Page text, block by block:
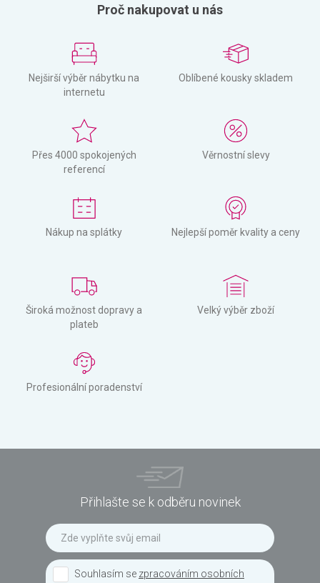
Proč nakupovat u nás
Nejširší výběr nábytku na
internetu
Oblíbené kousky skladem
Přes 4000 spokojených
referencí
Věrnostní slevy
Nákup na splátky Nejlepší poměr kvality a ceny
Široká možnost dopravy a
plateb
Velký výběr zboží
Profesionální poradenství
Přihlašte se k odběru novinek
Souhlasím se zpracováním osobních